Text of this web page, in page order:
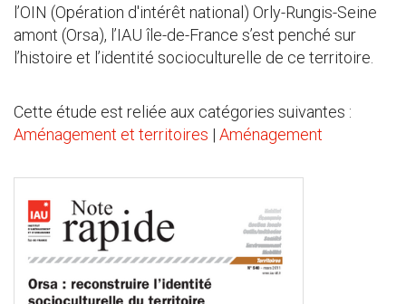
l’OIN (Opération d'intérêt national) Orly-Rungis-Seine
amont (Orsa), l’IAU île-de-France s’est penché sur
l’histoire et l’identité socioculturelle de ce territoire.
Cette étude est reliée aux catégories suivantes :
Aménagement et territoires | Aménagement